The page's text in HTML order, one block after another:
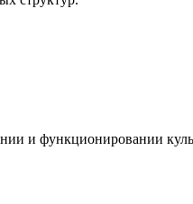
и функционировании